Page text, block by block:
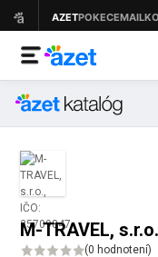
M-TRAVEL, s.r.o.
(0 hodnotení)